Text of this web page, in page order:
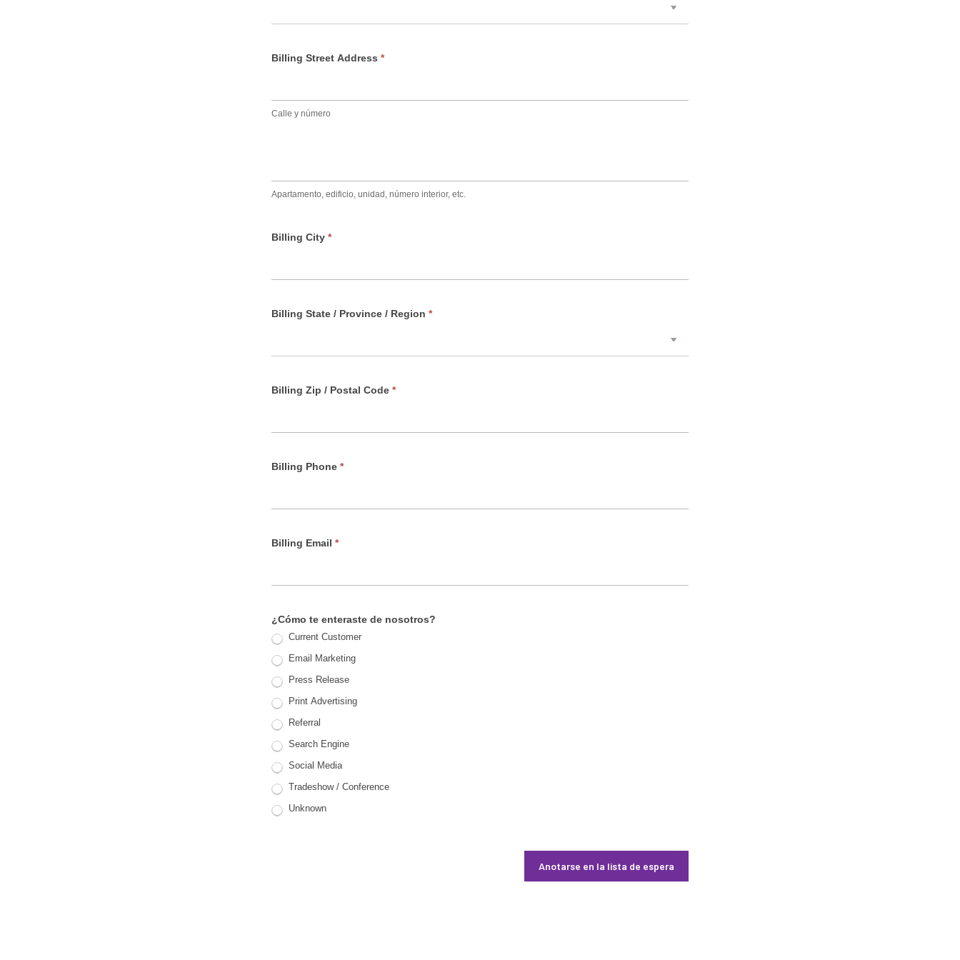
Billing Street Address *
Calle y número
Apartamento, edificio, unidad, número interior, etc.
Billing City *
Billing State / Province / Region *
Billing Zip / Postal Code *
Billing Phone *
Billing Email *
¿Cómo te enteraste de nosotros?
Current Customer
Email Marketing
Press Release
Print Advertising
Referral
Search Engine
Social Media
Tradeshow / Conference
Unknown
Anotarse en la lista de espera